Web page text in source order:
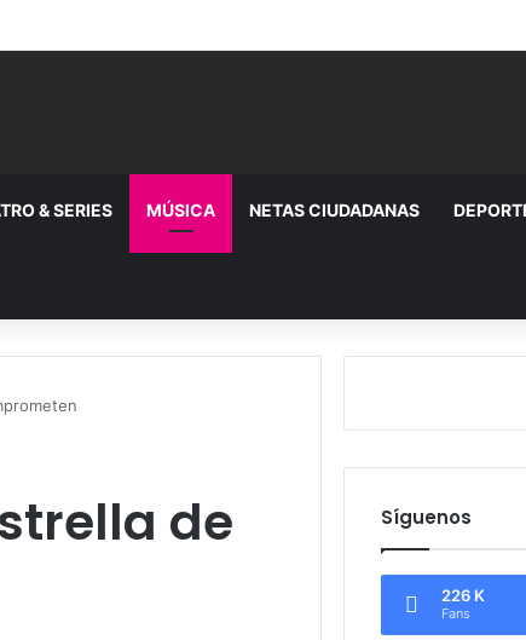
& SERIES MÚSICA NETAS CIUDADANAS
de
Síguenos
226 K
Fans